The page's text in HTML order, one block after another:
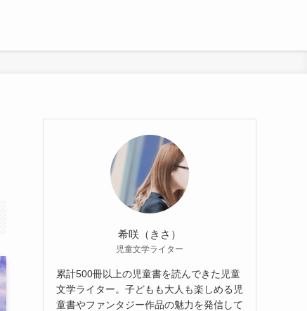
希咲（きさ）
児童文学ライター
累計500冊以上の児童書を読んできた児童
文学ライター。子どもも大人も楽しめる児
童書やファンタジー作品の魅力を発信して